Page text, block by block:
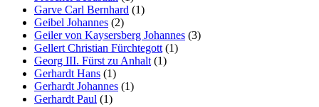
Garve Carl Bernhard (1)
Geibel Johannes (2)
Geiler von Kaysersberg Johannes (3)
Gellert Christian Fürchtegott (1)
Georg III. Fürst zu Anhalt (1)
Gerhardt Hans (1)
Gerhardt Johannes (1)
Gerhardt Paul (1)